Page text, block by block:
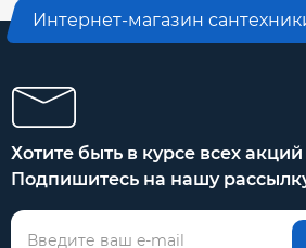
Интернет-магазин
Хотите быть в курсе всех
Подпишитесь на нашу